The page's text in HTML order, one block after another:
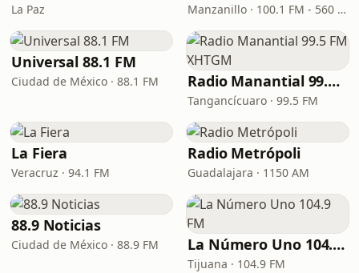
La Paz Manzanillo · 100.1 FM - 560 AM
Universal 88.1 FM
Ciudad de México · 88.1 FM Radio Manantial 99.5 FM XHTGM
Tangancícuaro · 99.5 FM
La Fiera
Veracruz · 94.1 FM
Radio Metrópoli
Guadalajara · 1150 AM
88.9 Noticias
Ciudad de México · 88.9 FM La Número Uno 104.9 FM
Tijuana · 104.9 FM